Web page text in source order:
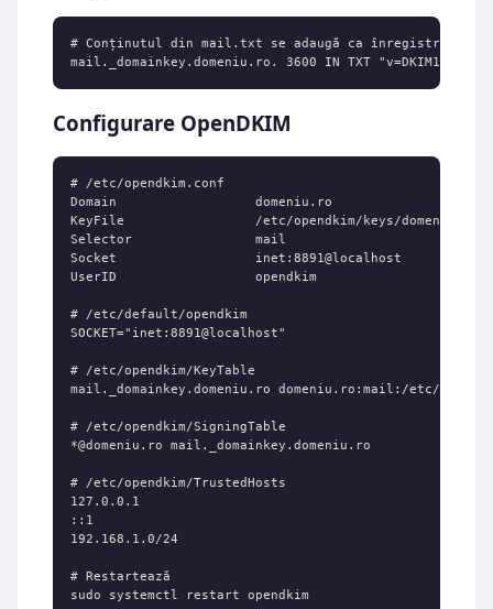
# Conținutul din mail.txt se adaugă ca înregistrare TXT
mail._domainkey.domeniu.ro. 3600 IN TXT "v=DKIM1;
Configurare OpenDKIM
# /etc/opendkim.conf
Domain                  domeniu.ro
KeyFile                 /etc/opendkim/keys/domeniu.ro/
Selector                mail
Socket                  inet:8891@localhost
UserID                  opendkim
# /etc/default/opendkim
SOCKET="inet:8891@localhost"
# /etc/opendkim/KeyTable
mail._domainkey.domeniu.ro domeniu.ro:mail:/etc/
# /etc/opendkim/SigningTable
*@domeniu.ro mail._domainkey.domeniu.ro
# /etc/opendkim/TrustedHosts
127.0.0.1
::1
192.168.1.0/24
# Restartează
sudo systemctl restart opendkim